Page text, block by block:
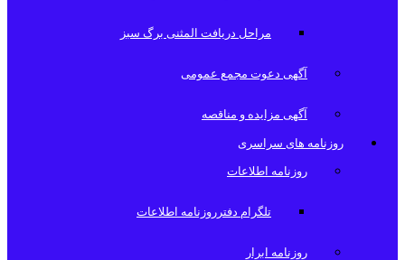
مراحل دریافت المثنی برگ سبز
آگهی دعوت مجمع عمومی
آگهی مزایده و مناقصه
روزنامه های سراسری
روزنامه اطلاعات
تلگرام دفترروزنامه اطلاعات
روزنامه ابرار